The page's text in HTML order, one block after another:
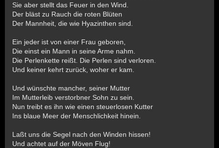
Sie aber stellt das Feuer in den Wind.
Der bläst zu Rauch die roten Blüten
Der Mannheit, die wie Hyazinthen sind.
Ein jeder ist von einer Frau geboren,
Die einst ein Mann in seine Arme nahm.
Die Perlenkette reißt. Die Perlen sind verloren.
Und keiner kehrt zurück, woher er kam.
Und wünschte mancher, seiner Mutter
Im Mutterleib verstorbner Sohn zu sein.
Nun treibt es ihn wie einen steuerlosen Kutter
Ins blaue Meer der Menschlichkeit hinein.
Laßt uns die Segel nach den Winden hissen!
Und achtet auf der Möven Flug!